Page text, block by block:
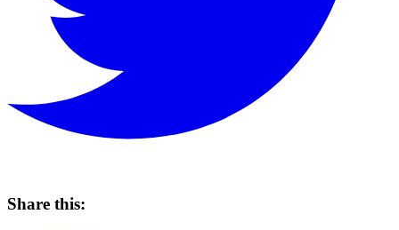
Share this: